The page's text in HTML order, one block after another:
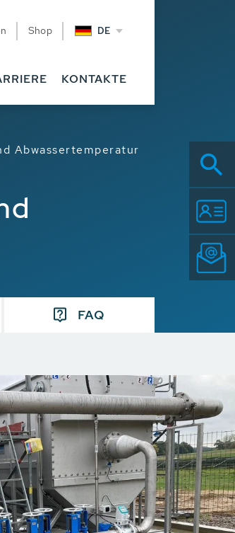
Shop DE
KONTAKTE
Abwassertemperatur
FAQ